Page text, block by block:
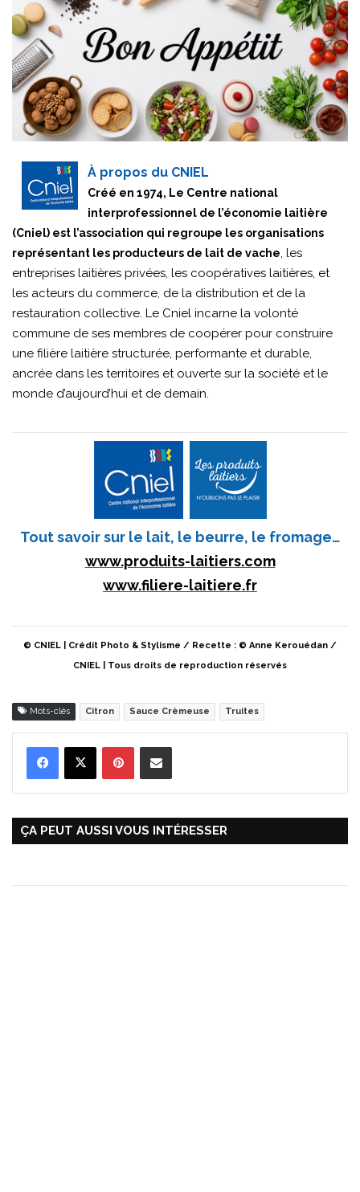
À propos du CNIEL
Créé en 1974, Le Centre national
interprofessionnel de l’économie laitière
(Cniel) est l’association qui regroupe les organisations
représentant les producteurs de lait de vache, les
entreprises laitières privées, les coopératives laitières, et
les acteurs du commerce, de la distribution et de la
restauration collective. Le Cniel incarne la volonté
commune de ses membres de coopérer pour construire
une filière laitière structurée, performante et durable,
ancrée dans les territoires et ouverte sur la société et le
monde d’aujourd’hui et de demain.
Tout savoir sur le lait, le beurre, le fromage…
www.produits-laitiers.com
www.filiere-laitiere.fr
© CNIEL | Crédit Photo & Stylisme / Recette : © Anne Kerouédan /
CNIEL | Tous droits de reproduction réservés
Mots-clés Citron Sauce Crèmeuse Truites
ÇA PEUT AUSSI VOUS INTÉRESSER